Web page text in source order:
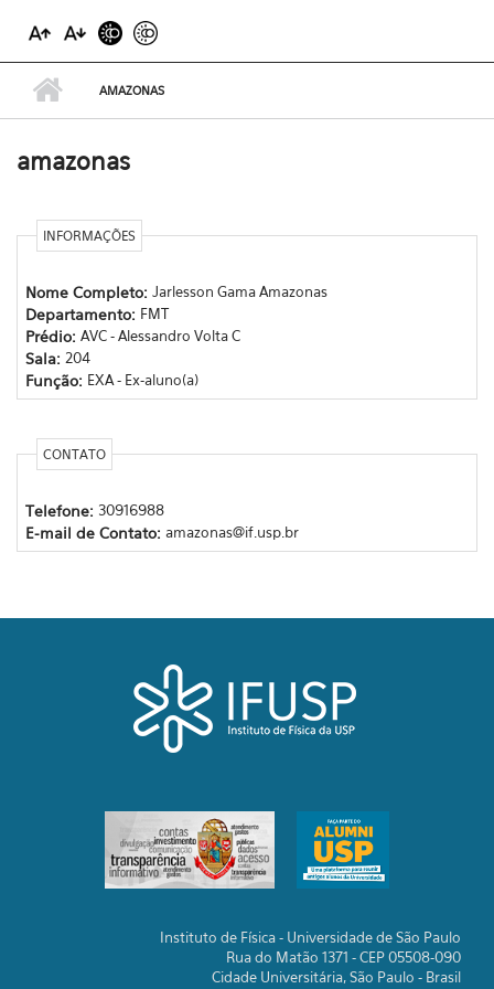
AMAZONAS
amazonas
INFORMAÇÕES
Nome Completo: Jarlesson Gama Amazonas
Departamento: FMT
Prédio: AVC - Alessandro Volta C
Sala: 204
Função: EXA - Ex-aluno(a)
CONTATO
Telefone: 30916988
E-mail de Contato: amazonas@if.usp.br
Instituto de Física - Universidade de São Paulo
Rua do Matão 1371 - CEP 05508-090
Cidade Universitária, São Paulo - Brasil